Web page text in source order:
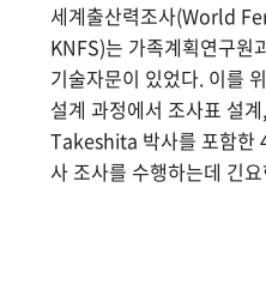
세계출산력조사(World
KNFS)는 가족계획연구원
기술자문이 있었다. 이를
설계 과정에서 조사표 설
Takeshita 박사를 포함한
사 조사를 수행하는데 긴